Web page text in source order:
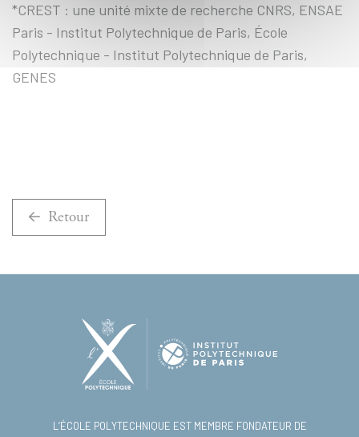
*CREST : une unité mixte de recherche CNRS, ENSAE
Paris - Institut Polytechnique de Paris, École
Polytechnique - Institut Polytechnique de Paris,
GENES
Retour
L’ÉCOLE POLYTECHNIQUE EST MEMBRE FONDATEUR DE